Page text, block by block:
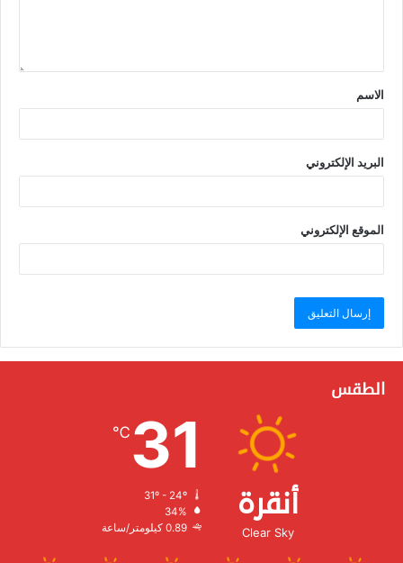
الاسم
البريد الإلكتروني
الموقع الإلكتروني
الطقس
أنقرة
Clear Sky
31
℃
الرطوبة:
الرياح: